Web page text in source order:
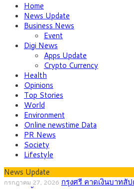
Home
News Update
Business News
Event
Digi News
Apps Update
Crypto Currency
Health
Opinions
Top Stories
World
Environment
Online newstime Data
PR News
Society
Lifestyle
News Update
กรกฎาคม 27, 2026 กรุงศรี คาดเงินบาทสั